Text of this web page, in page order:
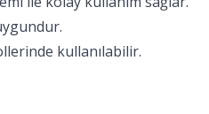
kullanılabilir.